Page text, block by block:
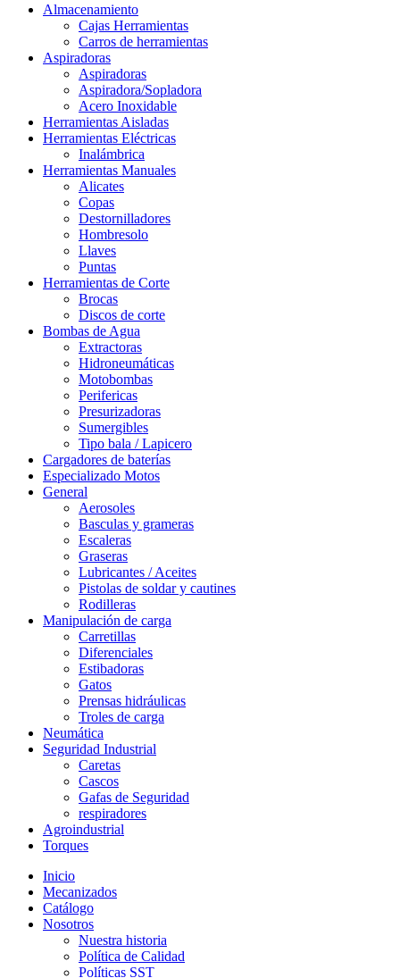
Almacenamiento
Cajas Herramientas
Carros de herramientas
Aspiradoras
Aspiradoras
Aspiradora/Sopladora
Acero Inoxidable
Herramientas Aisladas
Herramientas Eléctricas
Inalámbrica
Herramientas Manuales
Alicates
Copas
Destornilladores
Hombresolo
Llaves
Puntas
Herramientas de Corte
Brocas
Discos de corte
Bombas de Agua
Extractoras
Hidroneumáticas
Motobombas
Perifericas
Presurizadoras
Sumergibles
Tipo bala / Lapicero
Cargadores de baterías
Especializado Motos
General
Aerosoles
Basculas y grameras
Escaleras
Graseras
Lubricantes / Aceites
Pistolas de soldar y cautines
Rodilleras
Manipulación de carga
Carretillas
Diferenciales
Estibadoras
Gatos
Prensas hidráulicas
Troles de carga
Neumática
Seguridad Industrial
Caretas
Cascos
Gafas de Seguridad
respiradores
Agroindustrial
Torques
Inicio
Mecanizados
Catálogo
Nosotros
Nuestra historia
Política de Calidad
Políticas SST